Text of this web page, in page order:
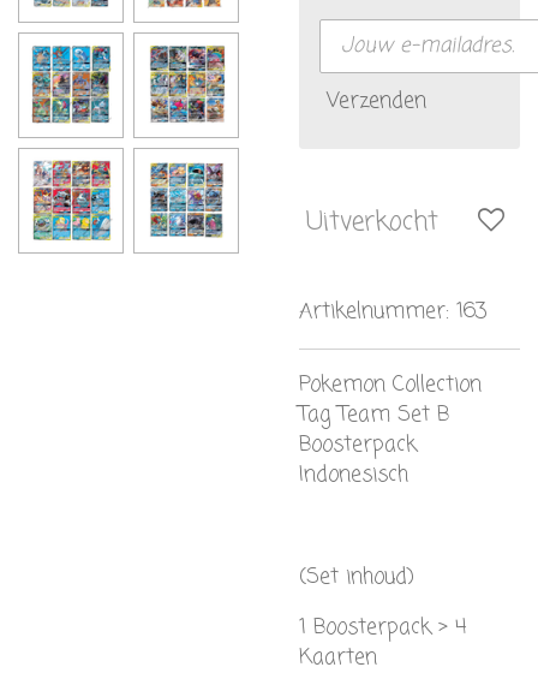
Verzenden
Uitverkocht
Artikelnummer: 163
Pokemon Collection
Tag Team Set B
Boosterpack
Indonesisch
(Set inhoud)
1 Boosterpack > 4
Kaarten